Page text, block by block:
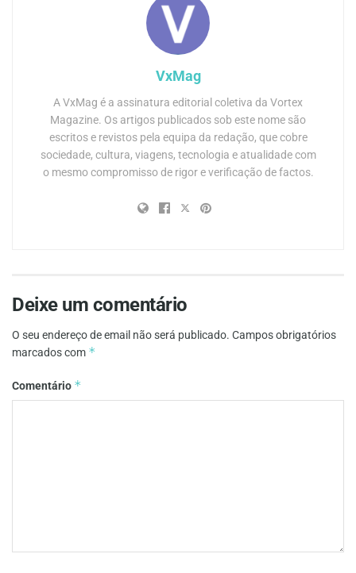
VxMag
A VxMag é a assinatura editorial coletiva da Vortex
Magazine. Os artigos publicados sob este nome são
escritos e revistos pela equipa da redação, que cobre
sociedade, cultura, viagens, tecnologia e atualidade com
o mesmo compromisso de rigor e verificação de factos.
Deixe um comentário
O seu endereço de email não será publicado. Campos obrigatórios
marcados com *
Comentário *